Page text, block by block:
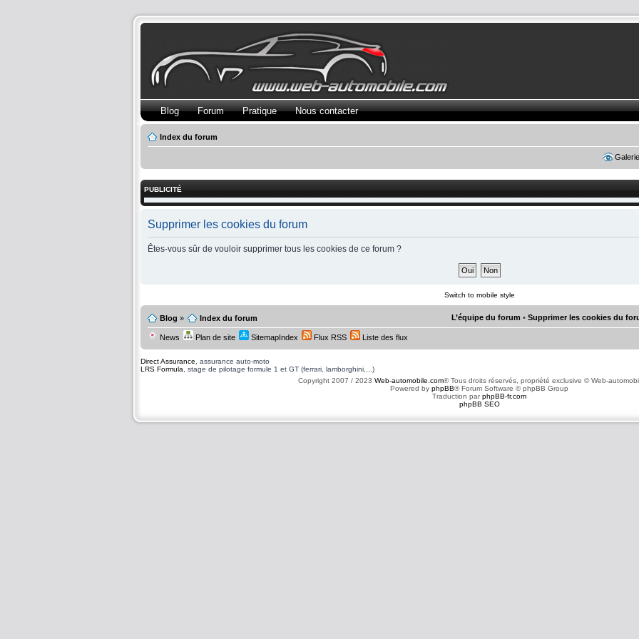
Blog Forum Pratique Nous contacter
Index du forum
Galerie
PUBLICITÉ
Supprimer les cookies du forum
Êtes-vous sûr de vouloir supprimer tous les cookies de ce forum ?
Switch to mobile style
Blog » Index du forum L’équipe du forum • Supprimer les cookies du
News Plan de site SitemapIndex Flux RSS Liste des flux
Direct Assurance , assurance auto-moto
LRS Formula , stage de pilotage formule 1 et GT (ferrari, lamborghini,...)
Copyright 2007 / 2023 Web-automobile.com® Tous droits réservés, propriété exclusive © Web-
Powered by phpBB® Forum Software © phpBB Group
Traduction parphpBB-fr.com
phpBB SEO